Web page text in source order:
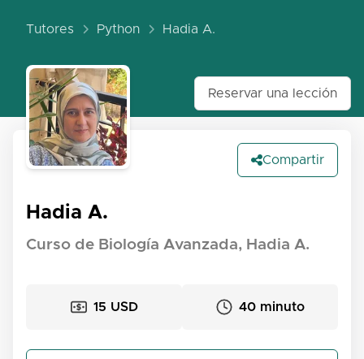
Tutores Python Hadia A.
Reservar una lección
Compartir
Hadia A.
Curso de Biología Avanzada, Hadia A.
15 USD 40 minuto